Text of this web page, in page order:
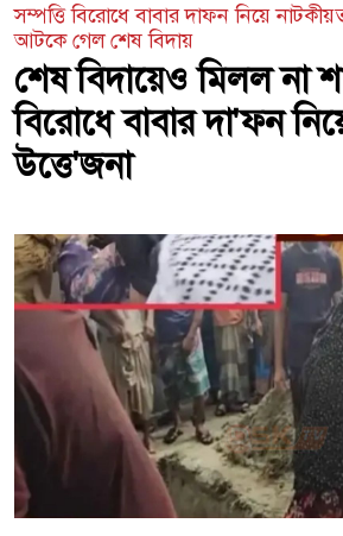
সম্পত্তি বিরোধে বাবার দাফন নিয়ে
আটকে গেল শেষ বিদায়
শেষ বিদায়েও মিলল না
বিরোধে বাবার দা'ফন
উত্তে'জনা